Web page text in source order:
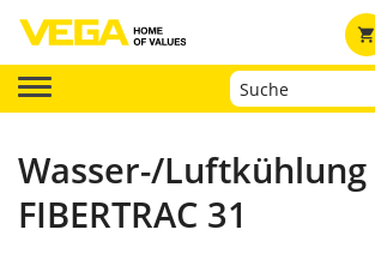
shopping_cart
Wasser-/Luftkühlung
FIBERTRAC 31